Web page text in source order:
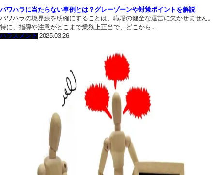
パワハラに当たらない事例とは？グレーゾーンや対策ポイントを解説
パワハラの境界線を明確にすることは、職場の健全な運営に欠かせません。
特に、指導や注意がどこまで業務上正当で、どこから...
ハラスメント 2025.03.26